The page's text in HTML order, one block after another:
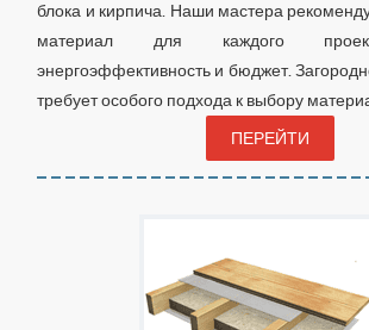
блока и кирпича. Наши мастера
материал для каждого
энергоэффективность и бюджет.
требует особого подхода к выбору
ПЕРЕЙТИ